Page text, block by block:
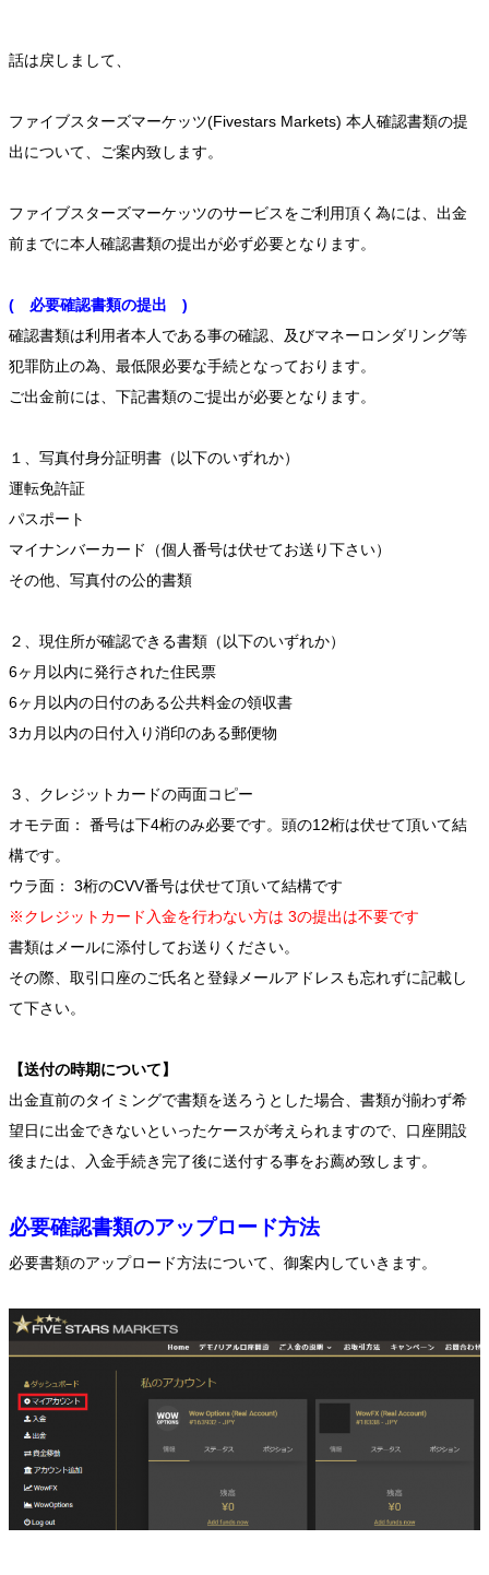
話は戻しまして、
ファイブスターズマーケッツ(Fivestars Markets) 本人確認書類の提
出について、ご案内致します。
ファイブスターズマーケッツのサービスをご利用頂く為には、出金
前までに本人確認書類の提出が必ず必要となります。
( 必要確認書類の提出 )
確認書類は利用者本人である事の確認、及びマネーロンダリング等
犯罪防止の為、最低限必要な手続となっております。
ご出金前には、下記書類のご提出が必要となります。
１、写真付身分証明書（以下のいずれか）
運転免許証
パスポート
マイナンバーカード（個人番号は伏せてお送り下さい）
その他、写真付の公的書類
２、現住所が確認できる書類（以下のいずれか）
6ヶ月以内に発行された住民票
6ヶ月以内の日付のある公共料金の領収書
3カ月以内の日付入り消印のある郵便物
３、クレジットカードの両面コピー
オモテ面： 番号は下4桁のみ必要です。頭の12桁は伏せて頂いて結
構です。
ウラ面： 3桁のCVV番号は伏せて頂いて結構です
※クレジットカード入金を行わない方は 3の提出は不要です
書類はメールに添付してお送りください。
その際、取引口座のご氏名と登録メールアドレスも忘れずに記載し
て下さい。
【送付の時期について】
出金直前のタイミングで書類を送ろうとした場合、書類が揃わず希
望日に出金できないといったケースが考えられますので、口座開設
後または、入金手続き完了後に送付する事をお薦め致します。
必要確認書類のアップロード方法
必要書類のアップロード方法について、御案内していきます。